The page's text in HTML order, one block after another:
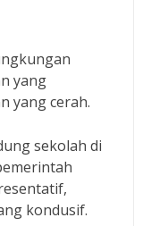
yang
yang cerah.
sekolah di
kondusif.